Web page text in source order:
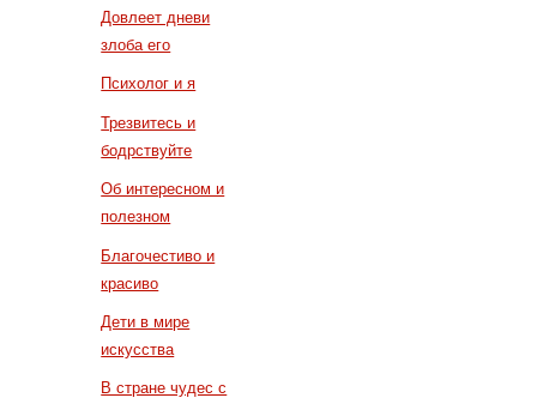
Довлеет дневи
злоба его
Психолог и я
Трезвитесь и
бодрствуйте
Об интересном и
полезном
Благочестиво и
красиво
Дети в мире
искусства
В стране чудес с